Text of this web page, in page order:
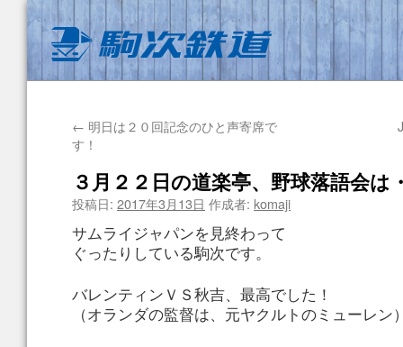
← 明日は２０回記念のひと声寄席で
す！
３月２２日の道楽亭、野球落語会は
投稿日: 2017年3月13日 作成者: komaji
サムライジャパンを見終わって
ぐったりしている駒次です。
バレンティンＶＳ秋吉、最高でした！
（オランダの監督は、元ヤクルトのミューレン